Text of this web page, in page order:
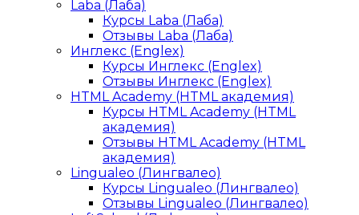
Laba (Лаба)
Курсы Laba (Лаба)
Отзывы Laba (Лаба)
Инглекс (Englex)
Курсы Инглекс (Englex)
Отзывы Инглекс (Englex)
HTML Academy (HTML академия)
Курсы HTML Academy (HTML
академия)
Отзывы HTML Academy (HTML
академия)
Lingualeo (Лингвалео)
Курсы Lingualeo (Лингвалео)
Отзывы Lingualeo (Лингвалео)